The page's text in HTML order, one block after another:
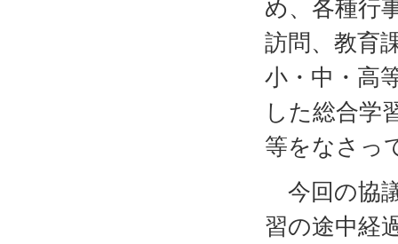
め、各種行
訪問、教育
小・中・高
した総合学
等をなさっ
今回の協
習の途中経